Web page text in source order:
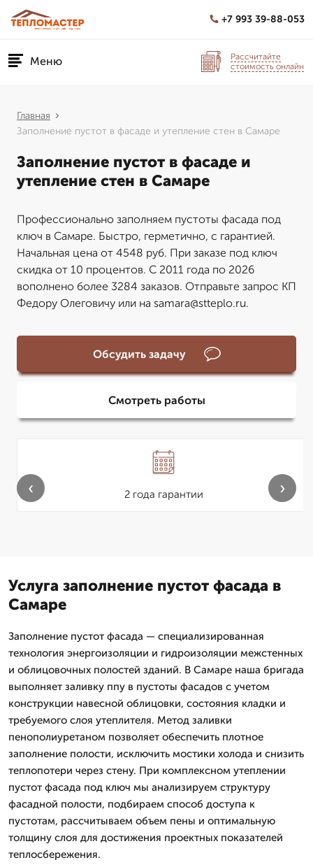
+7 993 39-88-053
Меню
Рассчитайте
стоимость онлайн
Главная
Заполнение пустот в фасаде и утепление стен в Самаре
Заполнение пустот в фасаде и
утепление стен в Самаре
Профессионально заполняем пустоты фасада под
ключ в Самаре. Быстро, герметично, с гарантией.
Начальная цена от 4548 руб. При заказе под ключ
скидка от 10 процентов. С 2011 года по 2026
вополнено более 3284 заказов. Отправьте запрос КП
Федору Олеговичу или на samara@stteplo.ru.
Обсудить задачу
Смотреть работы
2 года гарантии
‹ ›
Услуга заполнение пустот фасада в
Самаре
Заполнение пустот фасада — специализированная
технология энергоизоляции и гидроизоляции межстенных
и облицовочных полостей зданий. В Самаре наша бригада
выполняет заливку ппу в пустоты фасадов с учетом
конструкции навесной облицовки, состояния кладки и
требуемого слоя утеплителя. Метод заливки
пенополиуретаном позволяет обеспечить плотное
заполнение полости, исключить мостики холода и снизить
теплопотери через стену. При комплексном утеплении
пустот фасада под ключ мы анализируем структуру
фасадной полости, подбираем способ доступа к
пустотам, рассчитываем объем пены и оптимальную
толщину слоя для достижения проектных показателей
теплосбережения.